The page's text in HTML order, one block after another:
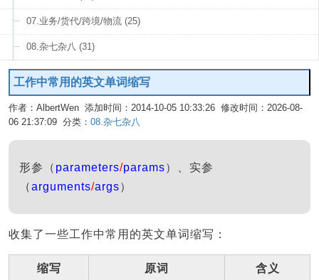
07.业务/货代/跨境/物流 (25)
08.杂七杂八 (31)
工作中常用的英文单词缩写
作者：AlbertWen 添加时间：2014-10-05 10:33:26 修改时间：2026-08-
06 21:37:09 分类： 08.杂七杂八
形参（ parameters/params）、实参
（arguments/args）
收集了一些工作中常用的英文单词缩写：
缩写 原词 含义